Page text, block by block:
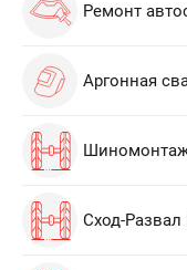
Ремонт
Аргонная
Сход-